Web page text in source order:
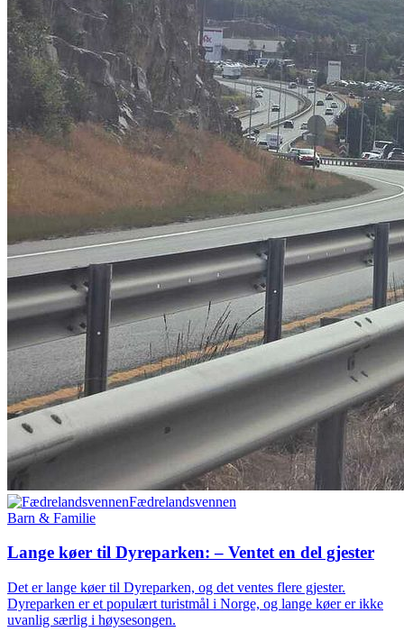
Fædrelandsvennen
Barn & Familie
Lange køer til Dyreparken: – Ventet en del gjester
Det er lange køer til Dyreparken, og det ventes flere gjester.
Dyreparken er et populært turistmål i Norge, og lange køer er ikke
uvanlig særlig i høysesongen.